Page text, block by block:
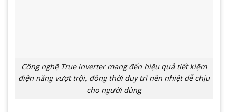
Công nghệ True inverter mang đến hiệu quả tiết kiệm
điện năng vượt trội, đồng thời duy trì nền nhiệt dễ chịu
cho người dùng